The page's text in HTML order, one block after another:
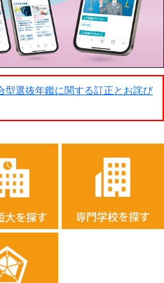
選抜年鑑に関する訂正とお詫び